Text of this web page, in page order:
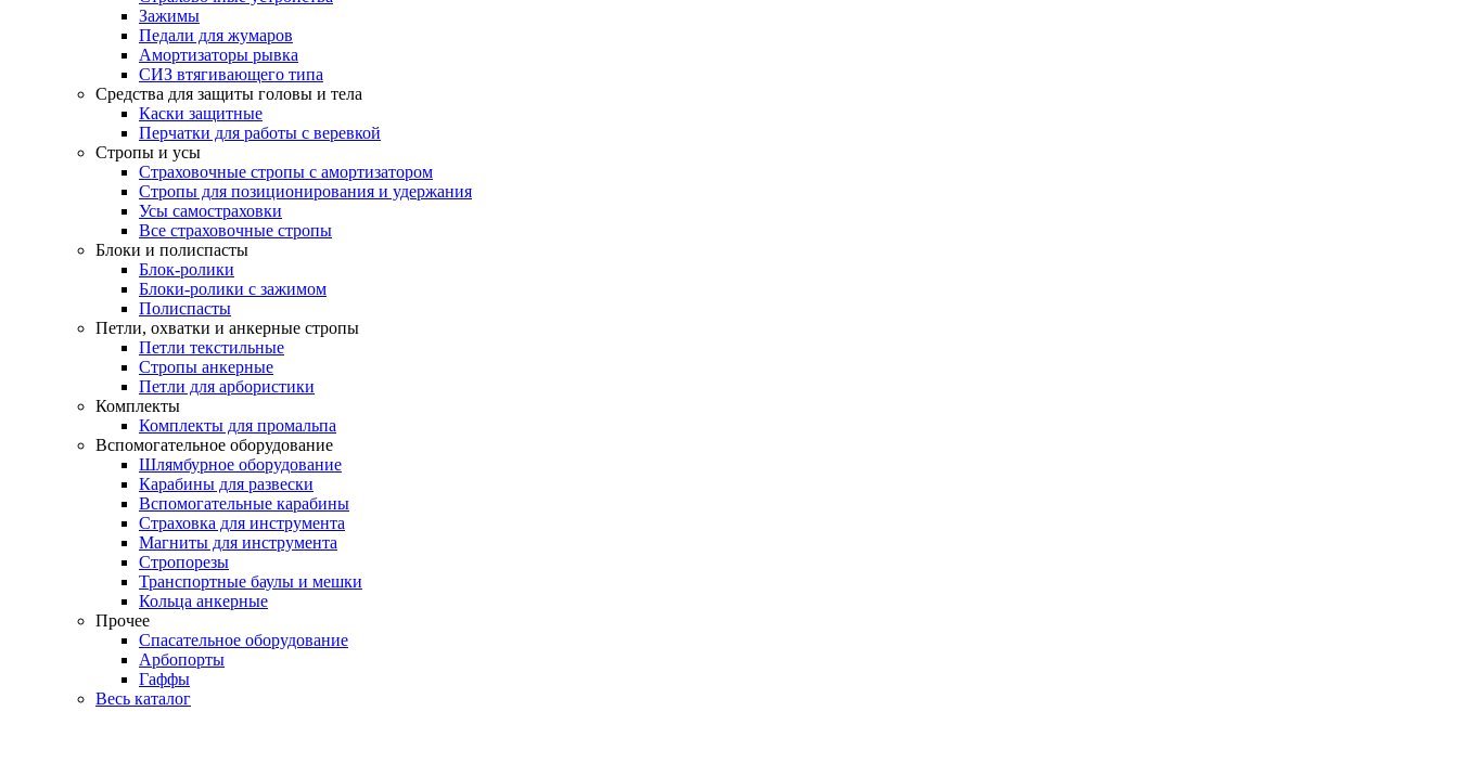
Зажимы
Педали для жумаров
Амортизаторы рывка
СИЗ втягивающего типа
Средства для защиты головы и тела
Каски защитные
Перчатки для работы с веревкой
Стропы и усы
Страховочные стропы с амортизатором
Стропы для позиционирования и удержания
Усы самостраховки
Все страховочные стропы
Блоки и полиспасты
Блок-ролики
Блоки-ролики с зажимом
Полиспасты
Петли, охватки и анкерные стропы
Петли текстильные
Стропы анкерные
Петли для арбористики
Комплекты
Комплекты для промальпа
Вспомогательное оборудование
Шлямбурное оборудование
Карабины для развески
Вспомогательные карабины
Страховка для инструмента
Магниты для инструмента
Стропорезы
Транспортные баулы и мешки
Кольца анкерные
Прочее
Спасательное оборудование
Арбопорты
Гаффы
Весь каталог